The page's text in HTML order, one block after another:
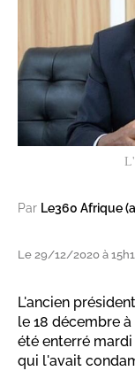
Par Le360 Afrique
Le 29/12/2020 à
L'ancien
le 18 décembre à
été enterré
qui l'avait